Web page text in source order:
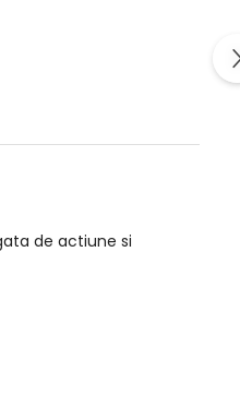
de actiune si